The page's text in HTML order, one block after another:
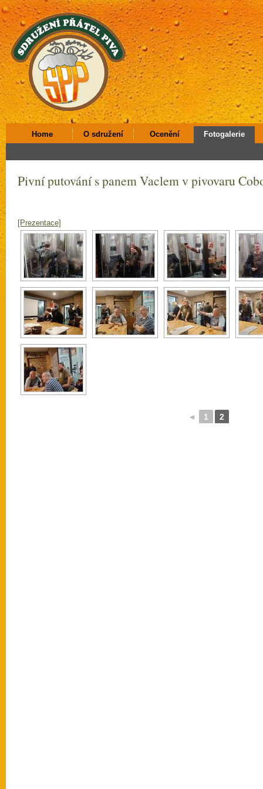
Home O sdružení Ocenění Fotogalerie
Pivní putování s panem Vaclem v pivovaru
[Prezentace]
◄ 1 2